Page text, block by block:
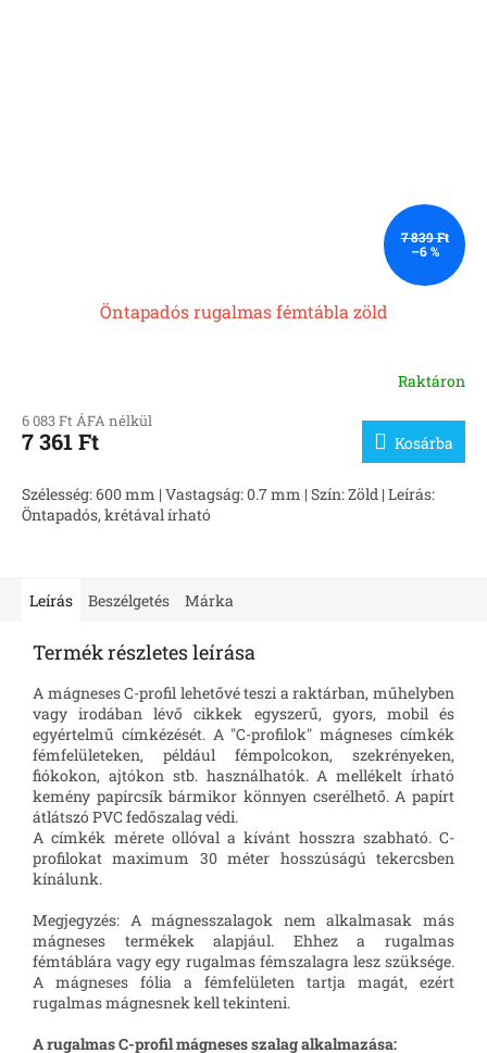
7 839 Ft
–6 %
Öntapadós rugalmas fémtábla zöld
Raktáron
6 083 Ft ÁFA nélkül
7 361 Ft Kosárba
Szélesség: 600 mm | Vastagság: 0.7 mm | Szín: Zöld | Leírás:
Öntapadós, krétával írható
Leírás Beszélgetés Márka
Termék részletes leírása
A mágneses C-profil lehetővé teszi a raktárban, műhelyben
vagy irodában lévő cikkek egyszerű, gyors, mobil és
egyértelmű címkézését. A "C-profilok" mágneses címkék
fémfelületeken, például fémpolcokon, szekrényeken,
fiókokon, ajtókon stb. használhatók. A mellékelt írható
kemény papírcsík bármikor könnyen cserélhető. A papírt
átlátszó PVC fedőszalag védi.
A címkék mérete ollóval a kívánt hosszra szabható. C-
profilokat maximum 30 méter hosszúságú tekercsben
kínálunk.
Megjegyzés: A mágnesszalagok nem alkalmasak más
mágneses termékek alapjául. Ehhez a rugalmas
fémtáblára vagy egy rugalmas fémszalagra lesz szüksége.
A mágneses fólia a fémfelületen tartja magát, ezért
rugalmas mágnesnek kell tekinteni.
A rugalmas C-profil mágneses szalag alkalmazása: